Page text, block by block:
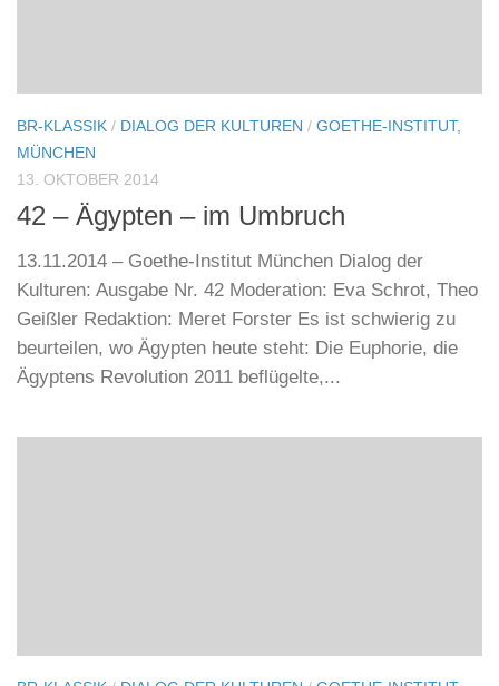
BR-KLASSIK/DIALOG DER KULTUREN/ GOETHE-INSTITUT,
MÜNCHEN
13. OKTOBER 2014
42 – Ägypten – im Umbruch
13.11.2014 – Goethe-Institut München Dialog der